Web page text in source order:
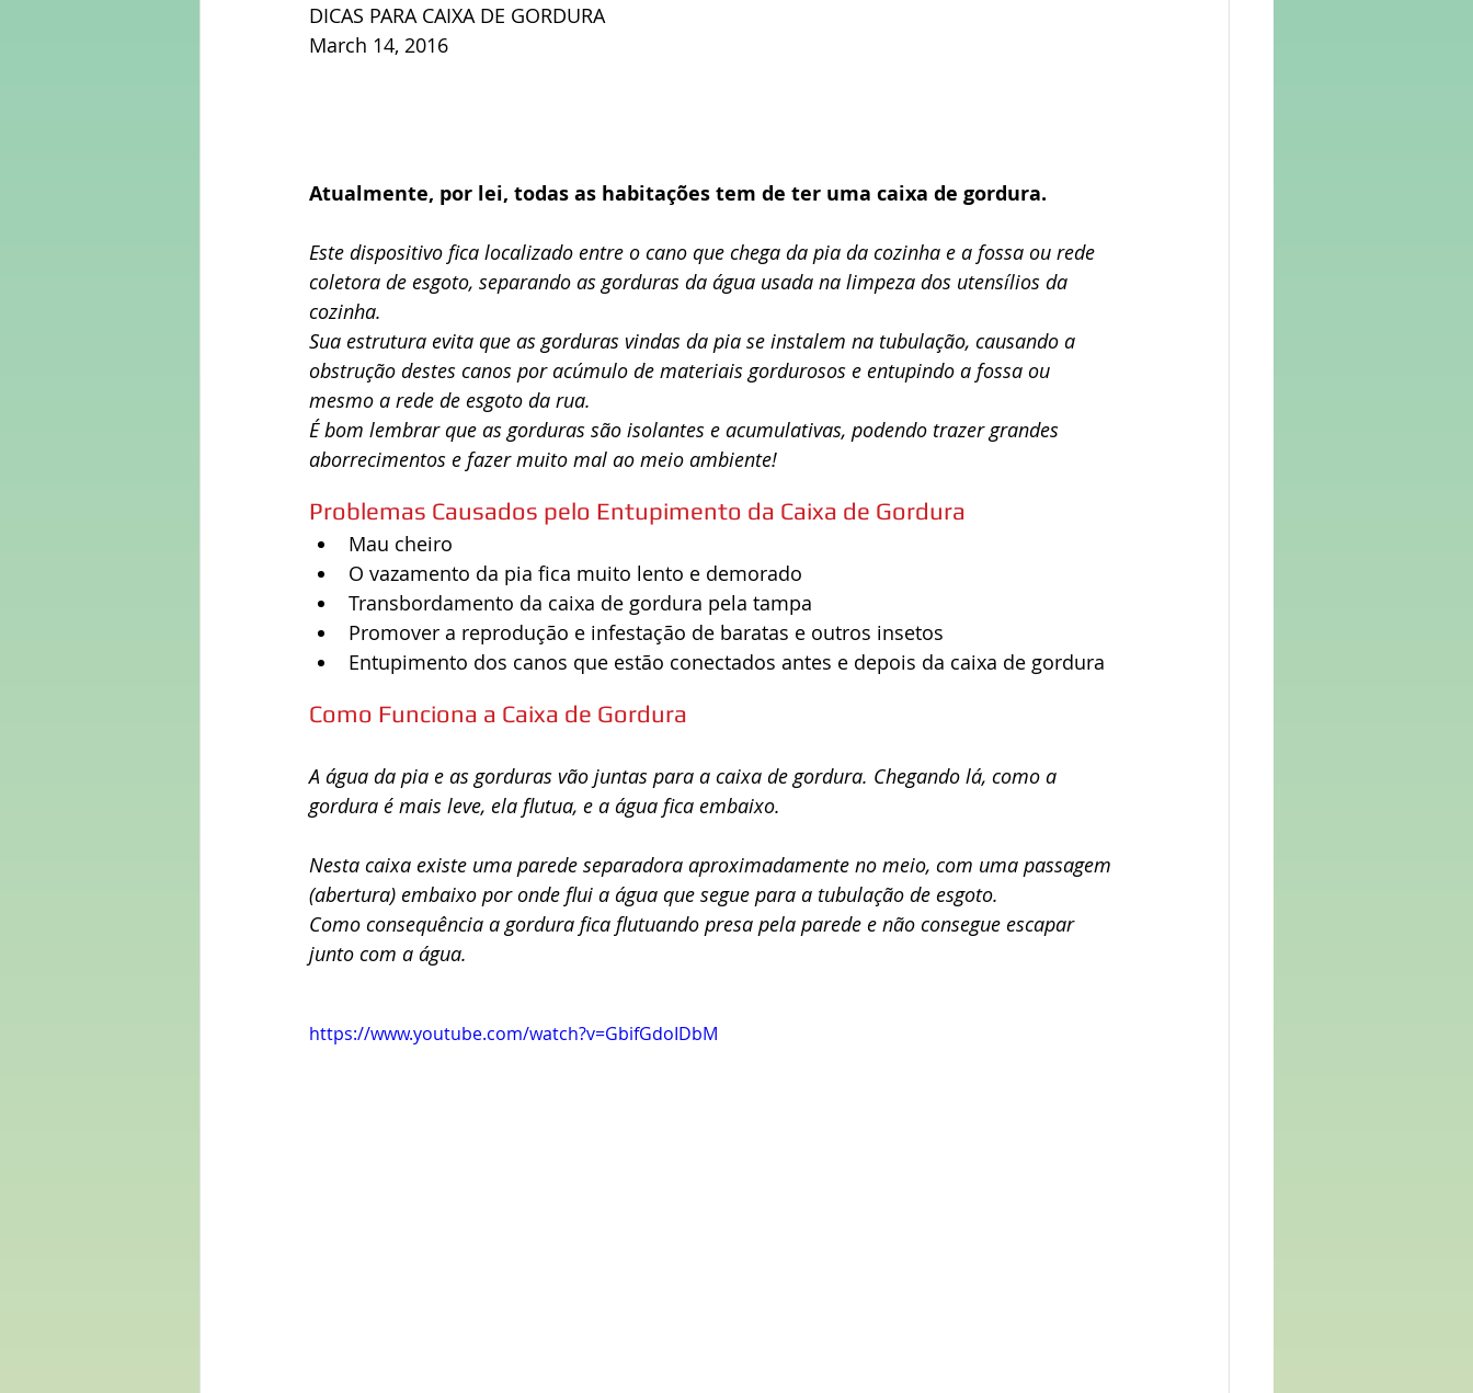
DICAS PARA CAIXA DE GORDURA
March 14, 2016
Atualmente, por lei, todas as habitações tem de ter uma caixa de gordura.
Este dispositivo fica localizado entre o cano que chega da pia da cozinha e a fossa ou rede
coletora de esgoto, separando as gorduras da água usada na limpeza dos utensílios da
cozinha.
Sua estrutura evita que as gorduras vindas da pia se instalem na tubulação, causando a
obstrução destes canos por acúmulo de materiais gordurosos e entupindo a fossa ou
mesmo a rede de esgoto da rua.
É bom lembrar que as gorduras são isolantes e acumulativas, podendo trazer grandes
aborrecimentos e fazer muito mal ao meio ambiente!
Problemas Causados pelo Entupimento da Caixa de Gordura
Mau cheiro
O vazamento da pia fica muito lento e demorado
Transbordamento da caixa de gordura pela tampa
Promover a reprodução e infestação de baratas e outros insetos
Entupimento dos canos que estão conectados antes e depois da caixa de gordura
Como Funciona a Caixa de Gordura
A água da pia e as gorduras vão juntas para a caixa de gordura. Chegando lá, como a
gordura é mais leve, ela flutua, e a água fica embaixo.
Nesta caixa existe uma parede separadora aproximadamente no meio, com uma passagem
(abertura) embaixo por onde flui a água que segue para a tubulação de esgoto.
Como consequência a gordura fica flutuando presa pela parede e não consegue escapar
junto com a água.
https://www.youtube.com/watch?v=GbifGdoIDbM